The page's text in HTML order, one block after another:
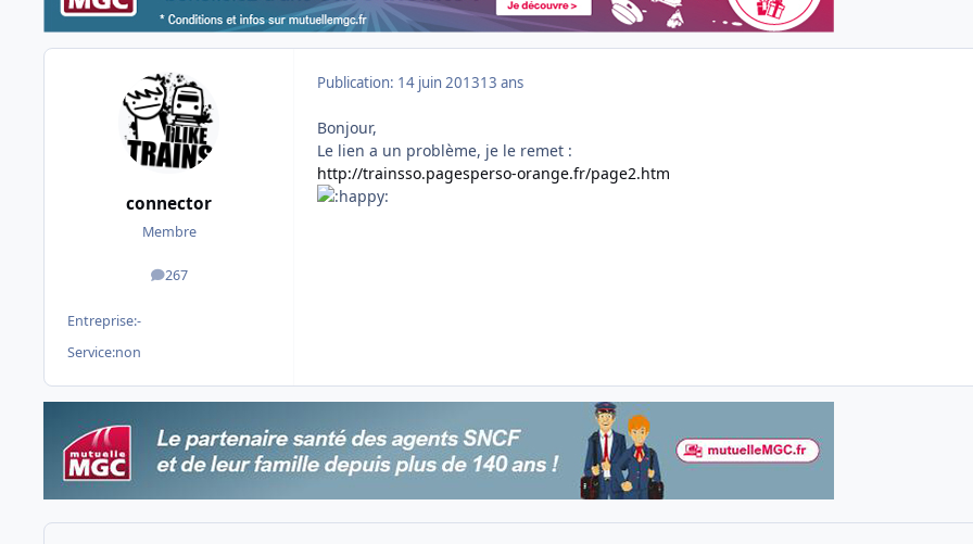
connector
Membre
267
messages
Entreprise:-
Service:non
Publication: 14 juin 201313 ans
Bonjour,
Le lien a un problème, je le remet :
http://trainsso.pagesperso-orange.fr/page2.htm